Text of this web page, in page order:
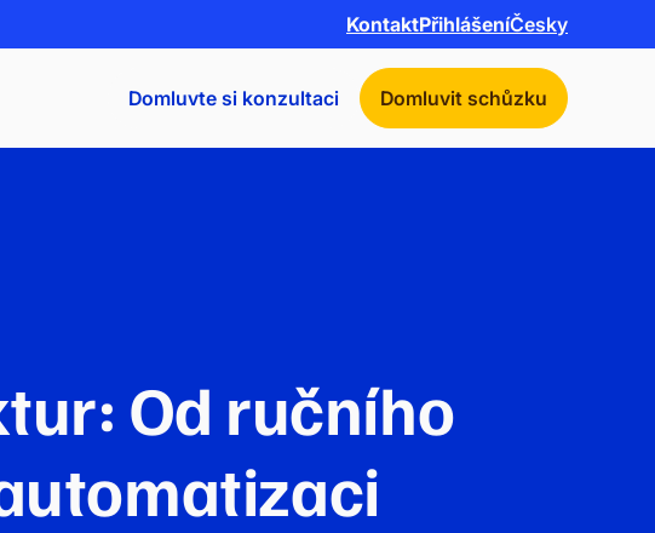
KontaktPřihlášeníČesky
Domluvte si konzultaci Domluvit schůzku
Od ručního